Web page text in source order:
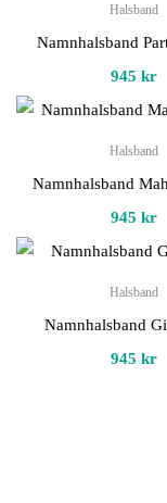
Halsband
945 kr
Halsband
945 kr
Halsband
945 kr